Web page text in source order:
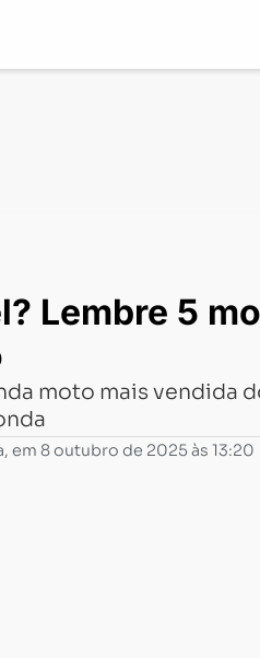
Imbatível? Lembre
Lembre 5
moto mais vendida
, em 8 outubro de 2025 às 13:20